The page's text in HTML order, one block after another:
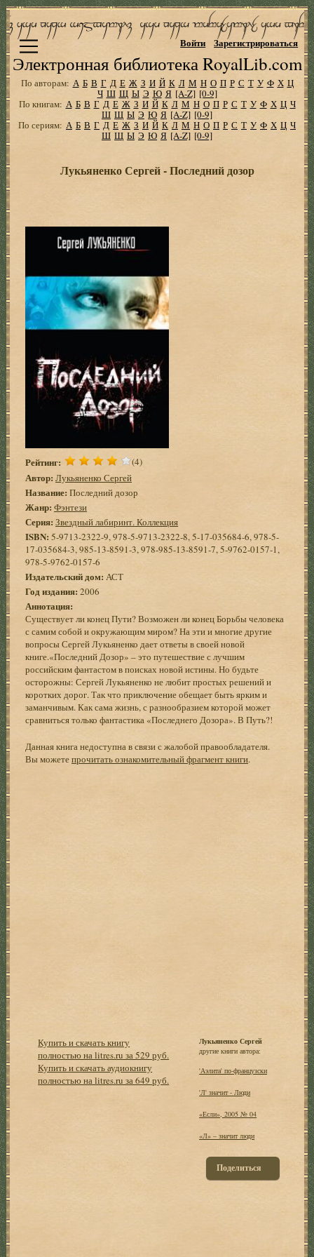
Электронная библиотека RoyalLib.com
Войти Зарегистрироваться
По авторам: А Б В Г Д Е Ж З И Й К Л М Н О П Р С Т У Ф Х Ц
Ч Ш Щ Ы Э Ю Я [A-Z] [0-9]
По книгам: А Б В Г Д Е Ж З И Й К Л М Н О П Р С Т У Ф Х Ц Ч
Ш Щ Ы Э Ю Я [A-Z] [0-9]
По сериям: А Б В Г Д Е Ж З И Й К Л М Н О П Р С Т У Ф Х Ц Ч
Ш Щ Ы Э Ю Я [A-Z] [0-9]
Лукьяненко Сергей - Последний дозор
Рейтинг: (4)
Автор: Лукьяненко Сергей
Название: Последний дозор
Жанр: Фэнтези
Серия: Звездный лабиринт. Коллекция
ISBN: 5-9713-2322-9, 978-5-9713-2322-8, 5-17-035684-6, 978-5-
17-035684-3, 985-13-8591-3, 978-985-13-8591-7, 5-9762-0157-1,
978-5-9762-0157-6
Издательский дом: АСТ
Год издания: 2006
Аннотация:
Существует ли конец Пути? Возможен ли конец Борьбы человека
с самим собой и окружающим миром? На эти и многие другие
вопросы Сергей Лукьяненко дает ответы в своей новой
книге.«Последний Дозор» – это путешествие с лучшим
российским фантастом в поисках новой истины. Но будьте
осторожны: Сергей Лукьяненко не любит простых решений и
коротких дорог. Так что приключение обещает быть ярким и
заманчивым. Как сама жизнь, с разнообразием которой может
сравниться только фантастика «Последнего Дозора». В Путь?!
Данная книга недоступна в связи с жалобой правообладателя.
Вы можетепрочитать ознакомительный фрагмент книги.
Купить и скачать книгу
полностью на litres.ru за 529 руб.
Купить и скачать аудиокнигу
полностью на litres.ru за 649 руб.
Лукьяненко Сергей
другие книги автора:
'Аэлита' по-французски
'Л' значит - Люди
«Если», 2005 № 04
«Л» – значит люди
Поделиться